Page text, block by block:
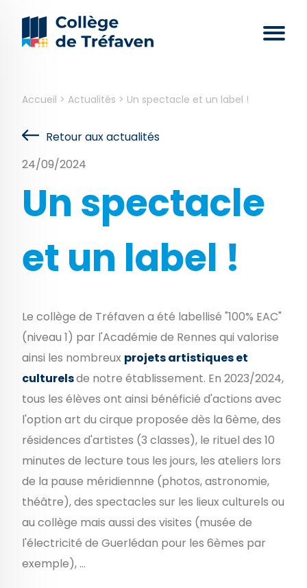
Accueil > Actualités > Un spectacle et un label !
Retour aux actualités
24/09/2024
Un spectacle
et un label !
Le collège de Tréfaven a été labellisé "100% EAC"
(niveau 1) par l'Académie de Rennes qui valorise
ainsi les nombreux projets artistiques et
culturelsde notre établissement. En 2023/2024,
tous les élèves ont ainsi bénéficié d'actions avec
l'option art du cirque proposée dès la 6ème, des
résidences d'artistes (3 classes), le rituel des 10
minutes de lecture tous les jours, les ateliers lors
de la pause méridiennne (photos, astronomie,
théâtre), des spectacles sur les lieux culturels ou
au collège mais aussi des visites (musée de
l'électricité de Guerlédan pour les 6èmes par
exemple), ...